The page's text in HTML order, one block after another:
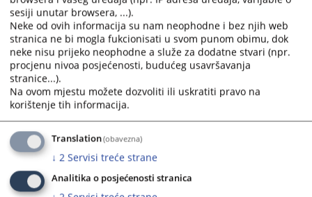
Obavještenje o nabavci- 885-1-1-37-3-14_25
209PREGLEDA
sesiji unutar browsera, ...).
Neke od ovih informacija su nam neophodne i bez njih web
stranica ne bi mogla fukcionisati u svom punom obimu, dok
neke nisu prijeko neophodne a služe za dodatne stvari (npr.
procjenu nivoa posjećenosti, budućeg usavršavanja
stranice...).
Na ovom mjestu možete dozvoliti ili uskratiti pravo na
korištenje tih informacija.
Translation(obavezna)
↓ 2 Servisi treće strane
Analitika o posjećenosti stranica